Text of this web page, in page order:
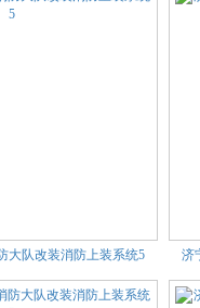
大队改装消防上装系统5 济